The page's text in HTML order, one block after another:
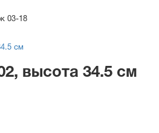
03-18
высота 34.5 см